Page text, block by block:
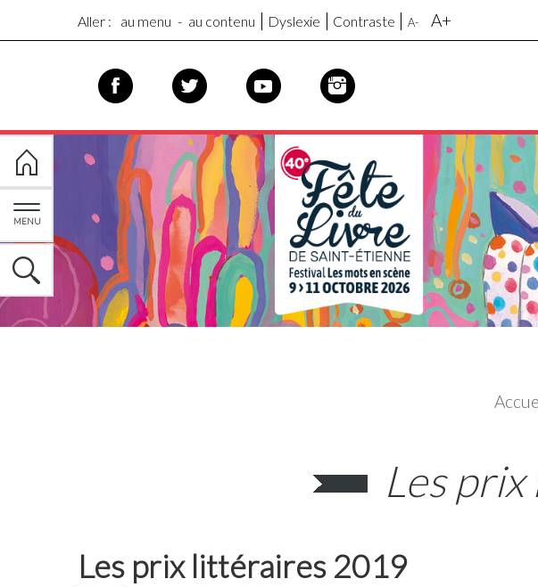
Aller : au menu - au contenu Dyslexie Contraste A- A+
MENU
Les
Les prix littéraires 2019